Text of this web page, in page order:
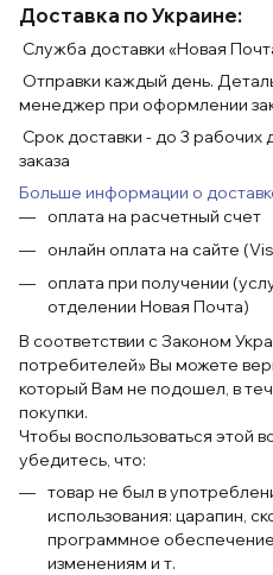
Доставка по Украине:
Служба доставки «Новая
Отправки каждый день.
менеджер при оформлении
Срок доставки - до 3
заказа
Больше информации о
оплата на расчетный счет
онлайн оплата на сайте
оплата при получении
отделении Новая Почта)
В соответствии с Законом
потребителей» Вы можете
который Вам не подошел, в
покупки.
Чтобы воспользоваться этой
убедитесь, что:
товар не был в
использования: царапин,
программное
изменениям и т.